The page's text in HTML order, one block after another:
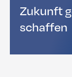
Zukunft
schaffen